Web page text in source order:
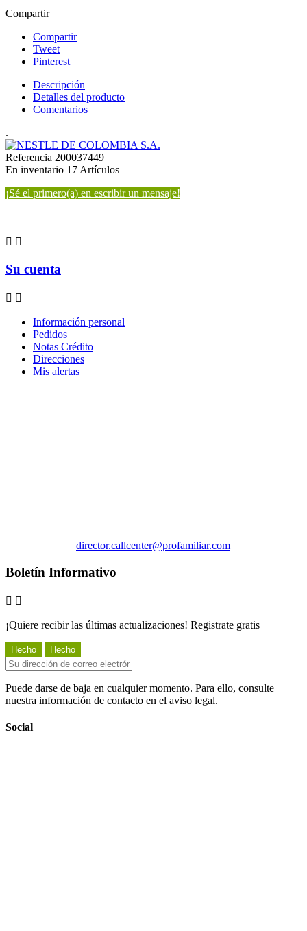
Compartir
Compartir
Tweet
Pinterest
Descripción
Detalles del producto
Comentarios
.
Referencia 200037449
En inventario 17 Artículos
¡Sé el primero(a) en escribir un mensaje!
 
Su cuenta
 
Información personal
Pedidos
Notas Crédito
Direcciones
Mis alertas
director.callcenter@profamiliar.com
Boletín Informativo
 
¡Quiere recibir las últimas actualizaciones! Registrate gratis
Puede darse de baja en cualquier momento. Para ello, consulte
nuestra información de contacto en el aviso legal.
Social